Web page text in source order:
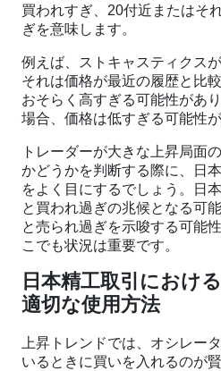
買われすぎ、20付近またはそ
ぎを意味します。
例えば、ストキャスティクス
それは価格が最近の履歴と比
おそらく高すぎる可能性があ
場合、価格は低すぎる可能性が
トレーダーが大きな上昇局面
かどうかを判断する際に、日
をよく目にするでしょう。日
と買われ過ぎの兆候となる可
と売られ過ぎを示唆する可能
こでも状況は重要です。
日本精工取引におけ
適切な使用方法
上昇トレンドでは、オシレー
いるときに買いを入れるのが